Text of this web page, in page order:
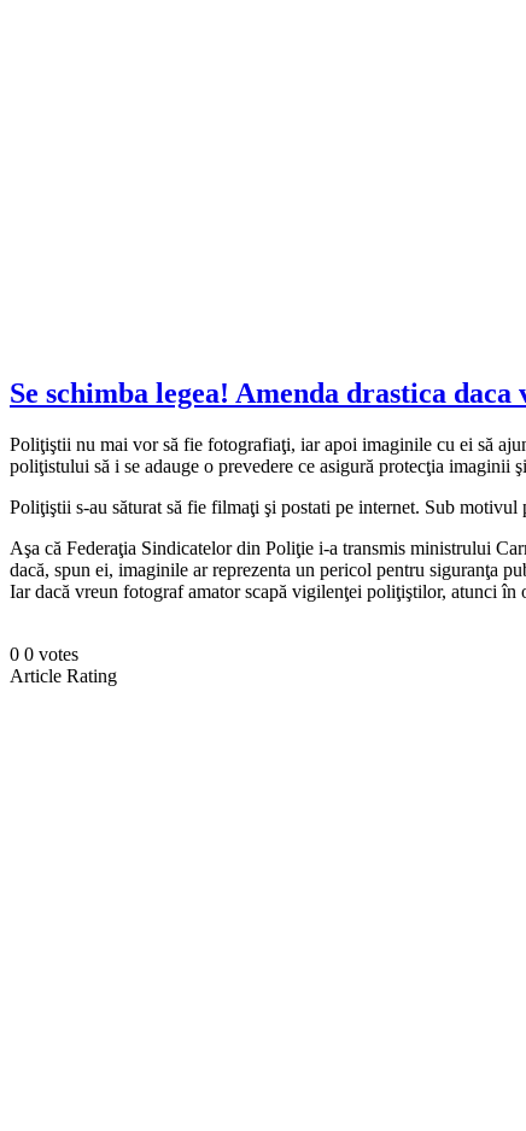
Se schimba legea! Amenda drastica
Poliţiştii nu mai vor să fie fotografiaţi, iar apoi imaginile cu ei să
poliţistului să i se adauge o prevedere ce asigură protecţia imaginii
Poliţiştii s-au săturat să fie filmaţi şi postati pe internet. Sub
Aşa că Federaţia Sindicatelor din Poliţie i-a transmis ministrului
dacă, spun ei, imaginile ar reprezenta un pericol pentru siguranţa
Iar dacă vreun fotograf amator scapă vigilenţei poliţiştilor, atunci
0 0 votes
Article Rating